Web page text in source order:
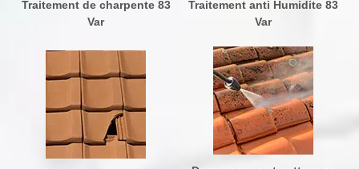
Traitement de charpente 83
Var
Traitement anti Humidite 83
Var